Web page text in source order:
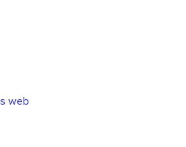
web